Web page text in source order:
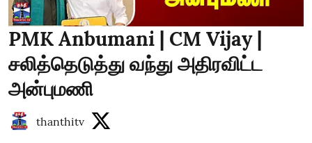
PMK Anbumani | CM Vijay |
சலித்தெடுத்து வந்து அதிரவிட்ட
அன்புமணி
thanthitv